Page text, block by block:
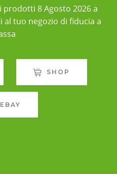
8 Agosto 2026 a
tuo negozio di fiducia a
SHOP
EBAY